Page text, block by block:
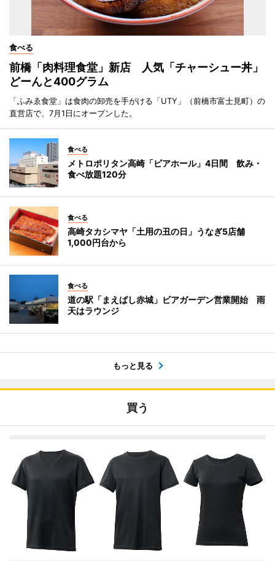
食べる
前橋「肉料理食堂」新店 人気「チャーシュー丼」
どーんと400グラム
「ふみゑ食堂」は食肉の卸売を手がける「UTY」（前橋市富士見町）の
直営店で、7月1日にオープンした。
食べる
メトロポリタン高崎「ビアホール」4日間 飲み・
食べ放題120分
食べる
高崎タカシマヤ「土用の丑の日」うなぎ5店舗
1,000円台から
食べる
道の駅「まえばし赤城」ビアガーデン営業開始 雨
天はラウンジ
もっと見る
買う